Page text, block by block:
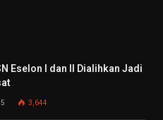
Eselon I dan II Dialihkan Jadi
3,644